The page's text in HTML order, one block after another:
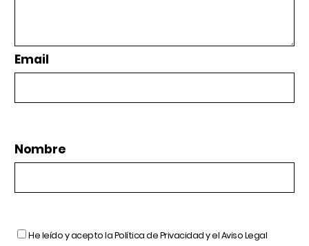
Email
Nombre
He leído y acepto laPolítica de Privacidady elAviso Legal